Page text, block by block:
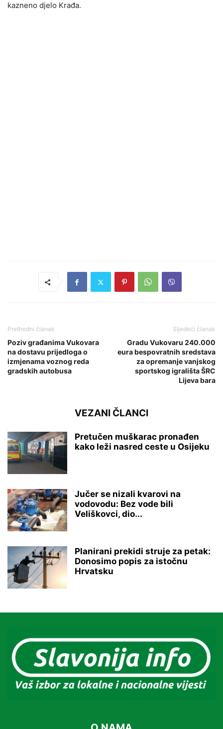
kazneno djelo Krađa.
Prethodni članak
Poziv građanima Vukovara
na dostavu prijedloga o
izmjenama voznog reda
gradskih autobusa
Sljedeći članak
Gradu Vukovaru 240.000
eura bespovratnih sredstava
za opremanje vanjskog
sportskog igrališta ŠRC
Lijeva bara
VEZANI ČLANCI
Pretučen muškarac pronađen
kako leži nasred ceste u Osijeku
Jučer se nizali kvarovi na
vodovodu: Bez vode bili
Veliškovci, dio...
Planirani prekidi struje za petak:
Donosimo popis za istočnu
Hrvatsku